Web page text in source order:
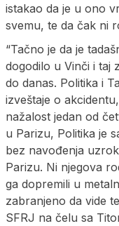
istakao da je u ono
svemu, te da čak ni
“Tačno je da je
dogodilo u Vinči i taj
do danas. Politika i
izveštaje o
nažalost jedan od
u Parizu, Politika je
bez navođenja
Parizu. Ni njegova
ga dopremili u
zabranjeno da vide
SFRJ na čelu sa